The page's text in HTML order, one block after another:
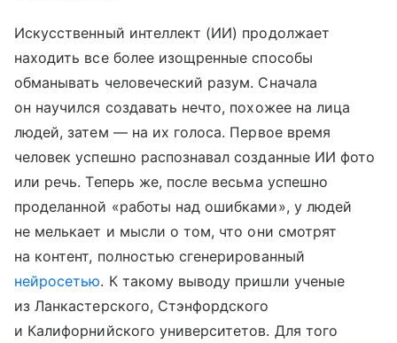
Искусственный интеллект (ИИ) продолжает
находить все более изощренные способы
обманывать человеческий разум. Сначала
он научился создавать нечто, похожее на лица
людей, затем — на их голоса. Первое время
человек успешно распознавал созданные ИИ фото
или речь. Теперь же, после весьма успешно
проделанной «работы над ошибками», у людей
не мелькает и мысли о том, что они смотрят
на контент, полностью сгенерированный
нейросетью. К такому выводу пришли ученые
из Ланкастерского, Стэнфордского
и Калифорнийского университетов. Для того